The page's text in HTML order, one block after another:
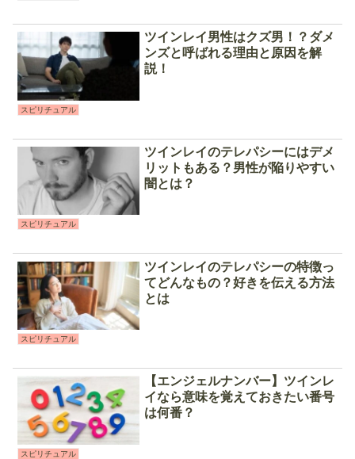
スピリチュアル
ツインレイ男性はクズ男！？ダメ
ンズと呼ばれる理由と原因を解
説！
スピリチュアル
ツインレイのテレパシーにはデメ
リットもある？男性が陥りやすい
闇とは？
スピリチュアル
ツインレイのテレパシーの特徴っ
てどんなもの？好きを伝える方法
とは
スピリチュアル
【エンジェルナンバー】ツインレ
イなら意味を覚えておきたい番号
は何番？